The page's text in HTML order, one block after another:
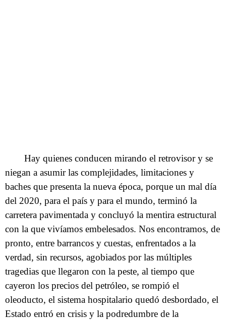
Hay quienes conducen mirando el retrovisor y se
niegan a asumir las complejidades, limitaciones y
baches que presenta la nueva época, porque un mal día
del 2020, para el país y para el mundo, terminó la
carretera pavimentada y concluyó la mentira estructural
con la que vivíamos embelesados. Nos encontramos, de
pronto, entre barrancos y cuestas, enfrentados a la
verdad, sin recursos, agobiados por las múltiples
tragedias que llegaron con la peste, al tiempo que
cayeron los precios del petróleo, se rompió el
oleoducto, el sistema hospitalario quedó desbordado, el
Estado entró en crisis y la podredumbre de la